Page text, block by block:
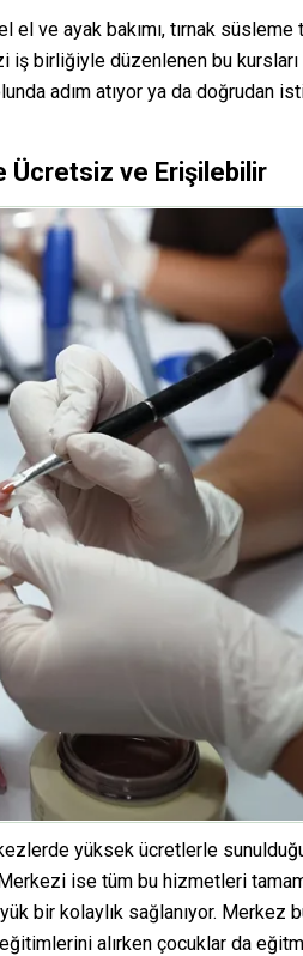
el ve ayak bakımı, tırnak
iş birliğiyle düzenlenen bu kursları
adım atıyor ya da doğrudan
Ücretsiz ve Erişilebilir
yüksek ücretlerle
ise tüm bu hizmetleri
bir kolaylık sağlanıyor. Merkez
alırken çocuklar da